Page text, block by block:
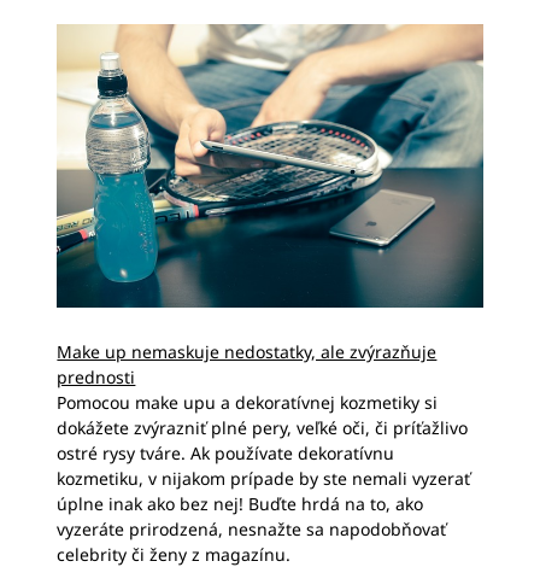
Make up nemaskuje nedostatky, ale zvýrazňuje
prednosti
Pomocou make upu a dekoratívnej kozmetiky si
dokážete zvýrazniť plné pery, veľké oči, či príťažlivo
ostré rysy tváre. Ak používate dekoratívnu
kozmetiku, v nijakom prípade by ste nemali vyzerať
úplne inak ako bez nej! Buďte hrdá na to, ako
vyzeráte prirodzená, nesnažte sa napodobňovať
celebrity či ženy z magazínu.